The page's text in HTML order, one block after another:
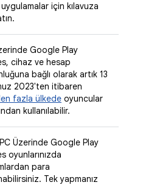
için kılavuza
Google Play
cihaz ve hesap
bağlı olarak artık 13
2023'ten itibaren
fazla ülkede oyuncular
kullanılabilir.
Üzerinde Google Play
oyunlarınızda
para
Tek yapmanız